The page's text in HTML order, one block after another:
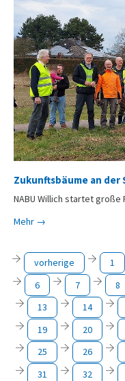
Zukunftsbäume an
NABU Willich startet große
Mehr →
vorherige 1
6
7 8
13
14
19
20
25
26
31
32